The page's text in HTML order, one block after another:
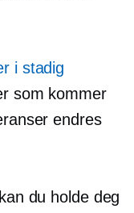
i stadig
som kommer
endres
du holde deg